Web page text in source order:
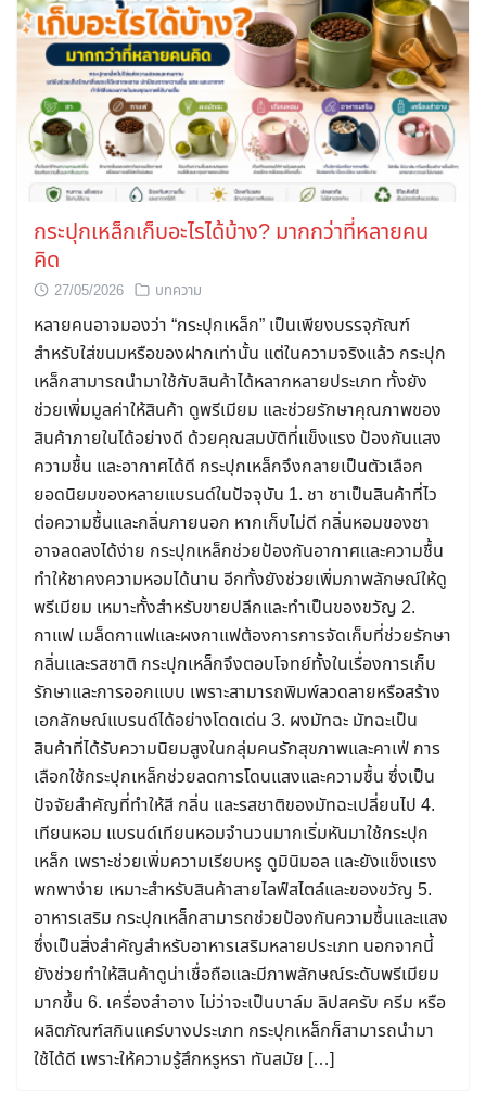
กระปุกเหล็กเก็บอะไรได้บ้าง? มากกว่าที่หลายคน
คิด
27/05/2026 บทความ
หลายคนอาจมองว่า “กระปุกเหล็ก” เป็นเพียงบรรจุภัณฑ์
สำหรับใส่ขนมหรือของฝากเท่านั้น แต่ในความจริงแล้ว กระปุก
เหล็กสามารถนำมาใช้กับสินค้าได้หลากหลายประเภท ทั้งยัง
ช่วยเพิ่มมูลค่าให้สินค้า ดูพรีเมียม และช่วยรักษาคุณภาพของ
สินค้าภายในได้อย่างดี ด้วยคุณสมบัติที่แข็งแรง ป้องกันแสง
ความชื้น และอากาศได้ดี กระปุกเหล็กจึงกลายเป็นตัวเลือก
ยอดนิยมของหลายแบรนด์ในปัจจุบัน 1. ชา ชาเป็นสินค้าที่ไว
ต่อความชื้นและกลิ่นภายนอก หากเก็บไม่ดี กลิ่นหอมของชา
อาจลดลงได้ง่าย กระปุกเหล็กช่วยป้องกันอากาศและความชื้น
ทำให้ชาคงความหอมได้นาน อีกทั้งยังช่วยเพิ่มภาพลักษณ์ให้ดู
พรีเมียม เหมาะทั้งสำหรับขายปลีกและทำเป็นของขวัญ 2.
กาแฟ เมล็ดกาแฟและผงกาแฟต้องการการจัดเก็บที่ช่วยรักษา
กลิ่นและรสชาติ กระปุกเหล็กจึงตอบโจทย์ทั้งในเรื่องการเก็บ
รักษาและการออกแบบ เพราะสามารถพิมพ์ลวดลายหรือสร้าง
เอกลักษณ์แบรนด์ได้อย่างโดดเด่น 3. ผงมัทฉะ มัทฉะเป็น
สินค้าที่ได้รับความนิยมสูงในกลุ่มคนรักสุขภาพและคาเฟ่ การ
เลือกใช้กระปุกเหล็กช่วยลดการโดนแสงและความชื้น ซึ่งเป็น
ปัจจัยสำคัญที่ทำให้สี กลิ่น และรสชาติของมัทฉะเปลี่ยนไป 4.
เทียนหอม แบรนด์เทียนหอมจำนวนมากเริ่มหันมาใช้กระปุก
เหล็ก เพราะช่วยเพิ่มความเรียบหรู ดูมินิมอล และยังแข็งแรง
พกพาง่าย เหมาะสำหรับสินค้าสายไลฟ์สไตล์และของขวัญ 5.
อาหารเสริม กระปุกเหล็กสามารถช่วยป้องกันความชื้นและแสง
ซึ่งเป็นสิ่งสำคัญสำหรับอาหารเสริมหลายประเภท นอกจากนี้
ยังช่วยทำให้สินค้าดูน่าเชื่อถือและมีภาพลักษณ์ระดับพรีเมียม
มากขึ้น 6. เครื่องสำอาง ไม่ว่าจะเป็นบาล์ม ลิปสครับ ครีม หรือ
ผลิตภัณฑ์สกินแคร์บางประเภท กระปุกเหล็กก็สามารถนำมา
ใช้ได้ดี เพราะให้ความรู้สึกหรูหรา ทันสมัย […]